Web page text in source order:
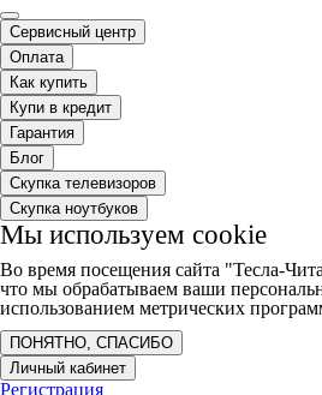
Сервисный центр
Оплата
Как купить
Купи в кредит
Гарантия
Блог
Скупка телевизоров
Скупка ноутбуков
Мы используем cookie
Во время посещения сайта "Тесла-
что мы обрабатываем ваши
использованием метрических
ПОНЯТНО, СПАСИБО
Личный кабинет
Регистрация